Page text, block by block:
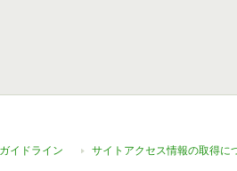
イドライン サイトアクセス情報の取得に